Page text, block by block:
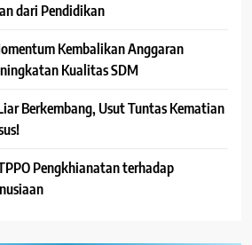
dari Pendidikan
Kembalikan Anggaran
Kualitas SDM
Berkembang, Usut Tuntas Kematian
Pengkhianatan terhadap